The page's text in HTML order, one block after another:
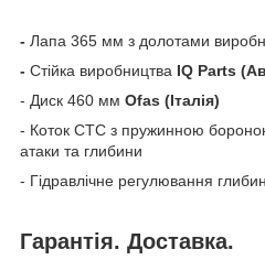
- Лапа 365 мм з долотами
- Стійка виробництва IQ Parts
- Диск 460 мм Ofas (Італія)
- Коток СТС з пружинною
атаки та глибини
- Гідравлічне регулювання
Гарантія. Доставка.